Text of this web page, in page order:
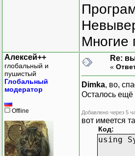
Многие
Алексей++
глобальный и
пушистый
Глобальный
модератор
Offline
Re:
«
Dimka, во,
Осталось ещё
Добавлено через 5
вот имеется
Код:
using